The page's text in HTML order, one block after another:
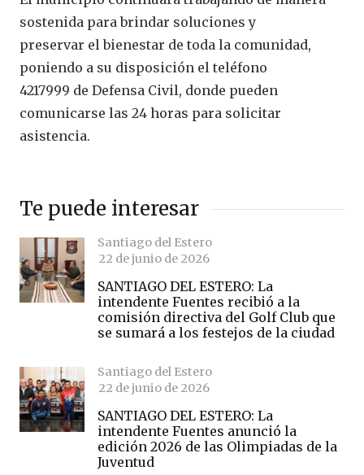
sostenida para brindar soluciones y
preservar el bienestar de toda la comunidad,
poniendo a su disposición el teléfono
4217999 de Defensa Civil, donde pueden
comunicarse las 24 horas para solicitar
asistencia.
Te puede interesar
Santiago del Estero
22 de junio de 2026
SANTIAGO DEL ESTERO: La
intendente Fuentes recibió a la
comisión directiva del Golf Club que
se sumará a los festejos de la ciudad
Santiago del Estero
22 de junio de 2026
SANTIAGO DEL ESTERO: La
intendente Fuentes anunció la
edición 2026 de las Olimpiadas de la
Juventud